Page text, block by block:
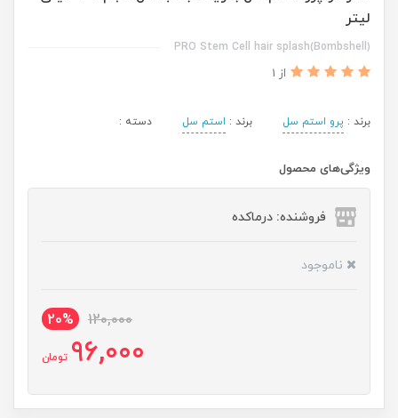
لیتر
PRO Stem Cell hair splash(Bombshell)
از 1
برند : پرو استم سل برند : استم سل دسته :
ویژگی‌های محصول
فروشنده: درماکده
ناموجود
120,000
20%
96,000 تومان